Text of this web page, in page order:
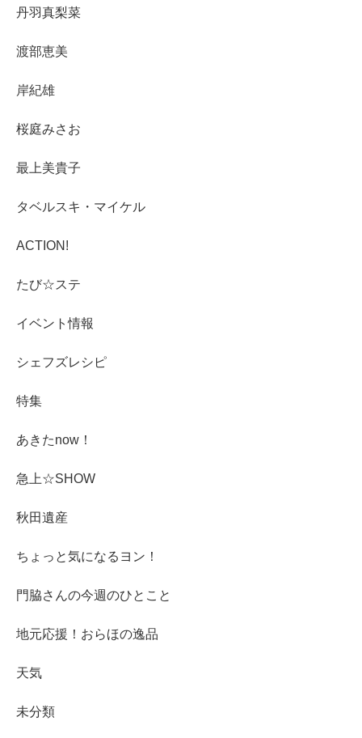
丹羽真梨菜
渡部恵美
岸紀雄
桜庭みさお
最上美貴子
タベルスキ・マイケル
ACTION!
たび☆ステ
イベント情報
シェフズレシピ
特集
あきたnow！
急上☆SHOW
秋田遺産
ちょっと気になるヨン！
門脇さんの今週のひとこと
地元応援！おらほの逸品
天気
未分類